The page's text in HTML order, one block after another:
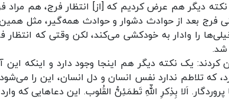
نکته‌ دیگر هم عرض کردیم که [از] انتظار فرج، هم
فرج بعد از حوادث دشوار و حوادث همه‌گیر، مثل همین
را وادار به خودکشی می‌کند، لکن وقتی که انتظار
شد.
کردند: یک نکته‌ دیگر هم اینجا وجود دارد و اینکه
که تلاطم ندارد نفس انسان و دل انسان، این را
اَلا بِذِکرِ اللّهِ تَطمَئِنُّ القُلوب. این دعاهایی که